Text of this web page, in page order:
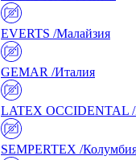
EVERTS /Малайзия
GEMAR /Италия
LATEX OCCIDENTAL
SEMPERTEX /